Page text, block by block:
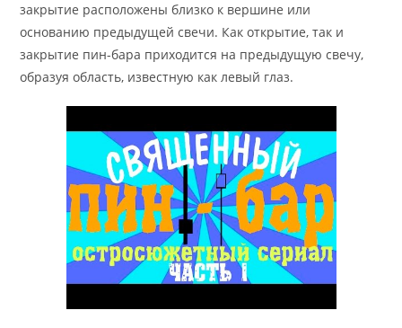
закрытие расположены близко к вершине или
основанию предыдущей свечи. Как открытие, так и
закрытие пин-бара приходится на предыдущую свечу,
образуя область, известную как левый глаз.